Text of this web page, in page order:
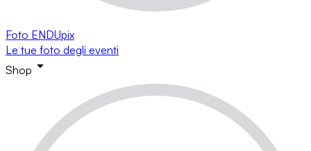
Foto ENDUpix
Le tue foto degli eventi
Shop